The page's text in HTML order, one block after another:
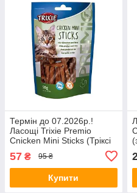
Термін до 07.2026р.!
Ласощі Trixie Premio
Cnicken Mini Sticks (Тріксі
Преміо з куркою і рисом
для кішок) 50г
57 ₴ 95 ₴
Купити